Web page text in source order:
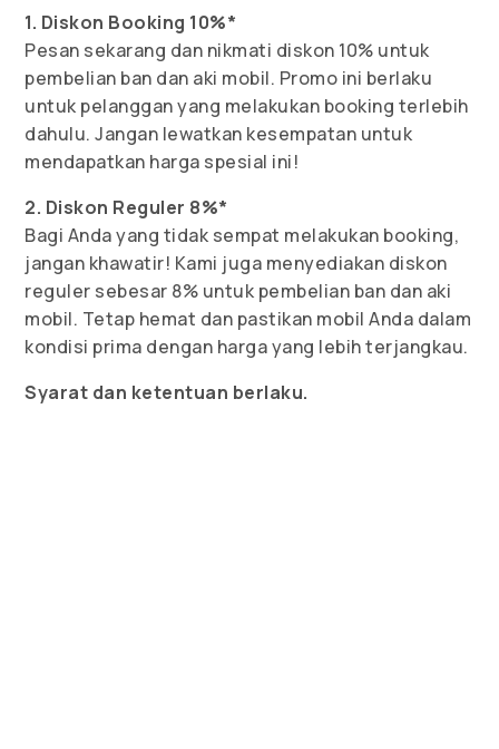
1. Diskon Booking 10%*
Pesan sekarang dan nikmati diskon 10% untuk
pembelian ban dan aki mobil. Promo ini berlaku
untuk pelanggan yang melakukan booking terlebih
dahulu. Jangan lewatkan kesempatan untuk
mendapatkan harga spesial ini!
2. Diskon Reguler 8%*
Bagi Anda yang tidak sempat melakukan booking,
jangan khawatir! Kami juga menyediakan diskon
reguler sebesar 8% untuk pembelian ban dan aki
mobil. Tetap hemat dan pastikan mobil Anda dalam
kondisi prima dengan harga yang lebih terjangkau.
Syarat dan ketentuan berlaku.